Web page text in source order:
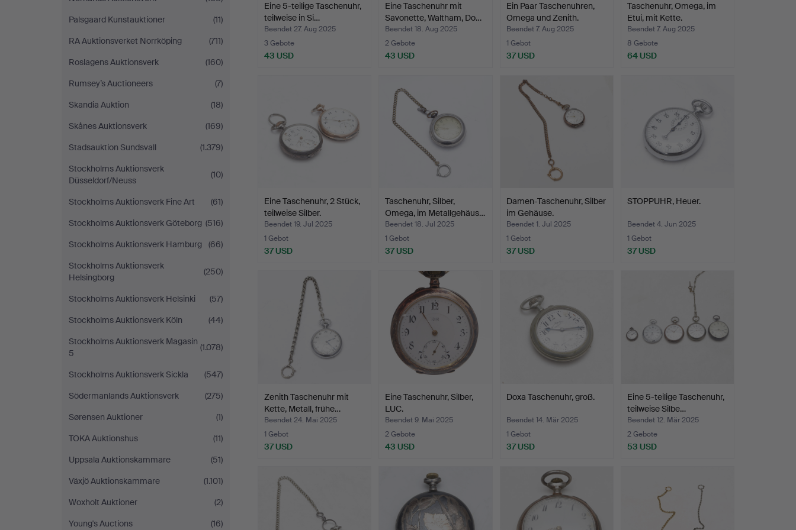
Palsgaard Kunstauktioner
(11)
RA Auktionsverket Norrköping
(711)
Roslagens Auktionsverk
(160)
Rumsey’s Auctioneers
(7)
Skandia Auktion
(18)
Skånes Auktionsverk
(169)
Stadsauktion Sundsvall
(1.379)
Stockholms Auktionsverk
Düsseldorf/Neuss
(10)
Stockholms Auktionsverk Fine Art
(61)
Stockholms Auktionsverk Göteborg (516)
Stockholms Auktionsverk Hamburg
(66)
Stockholms Auktionsverk
Helsingborg
(250)
Stockholms Auktionsverk Helsinki
(57)
Stockholms Auktionsverk Köln
(44)
Stockholms Auktionsverk Magasin
5
(1.078)
Stockholms Auktionsverk Sickla
(547)
Södermanlands Auktionsverk
(275)
Sørensen Auktioner
(1)
TOKA Auktionshus
(11)
Uppsala Auktionskammare
(51)
Växjö Auktionskammare
(1.101)
Woxholt Auktioner
(2)
Young's Auctions
(16)
Eine 5-teilige Taschenuhr,
teilweise in Si…
Beendet 27. Aug 2025
3 Gebote
43 USD
Eine Taschenuhr mit
Savonette, Waltham, Do…
Beendet 18. Aug 2025
2 Gebote
43 USD
Ein Paar Taschenuhren,
Omega und Zenith.
Beendet 7. Aug 2025
1 Gebot
37 USD
Taschenuhr, Omega, im
Etui, mit Kette.
Beendet 7. Aug 2025
8 Gebote
64 USD
Eine Taschenuhr, 2 Stück,
teilweise Silber.
Beendet 19. Jul 2025
1 Gebot
37 USD
Taschenuhr, Silber,
Omega, im Metallgehäus…
Beendet 18. Jul 2025
1 Gebot
37 USD
Damen-Taschenuhr, Silber
im Gehäuse.
Beendet 1. Jul 2025
1 Gebot
37 USD
STOPPUHR, Heuer.
Beendet 4. Jun 2025
1 Gebot
37 USD
Zenith Taschenuhr mit
Kette, Metall, frühe…
Beendet 24. Mai 2025
1 Gebot
37 USD
Eine Taschenuhr, Silber,
LUC.
Beendet 9. Mai 2025
2 Gebote
43 USD
Doxa Taschenuhr, groß.
Beendet 14. Mär 2025
1 Gebot
37 USD
Eine 5-teilige Taschenuhr,
teilweise Silbe…
Beendet 12. Mär 2025
2 Gebote
53 USD